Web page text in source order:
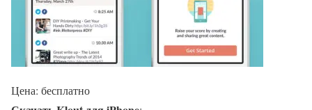
Цена: бесплатно